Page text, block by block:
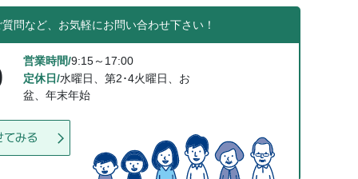
問など、お気軽にお問い合わせ下さい！
営業時間/9:15～17:00
定休日/水曜日、第2･4火曜日、お
盆、年末年始